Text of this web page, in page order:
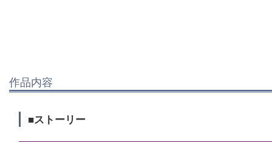
作品内容
■ストーリー